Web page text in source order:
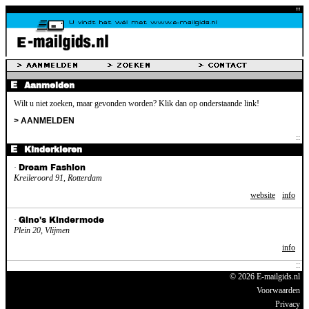
Aanmelden
Wilt u niet zoeken, maar gevonden worden? Klik dan op onderstaande link!
> AANMELDEN
Kinderkleren
· Dream Fashion
Kreileroord 91, Rotterdam
website
info
· Gino's Kindermode
Plein 20, Vlijmen
info
© 2026 E-mailgids.nl
Voorwaarden
Privacy